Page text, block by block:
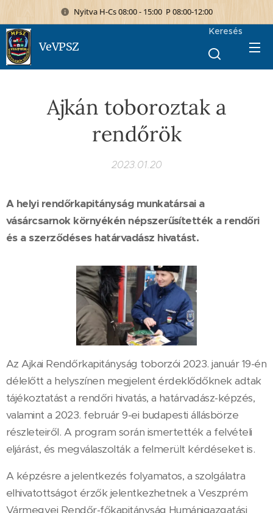
Nyitva H-Cs 08:00 - 15:00 P 08:00-12:00
VeVPSZ
Keresés
Ajkán toboroztak a
rendőrök
2023.01.20
A helyi rendőrkapitányság munkatársai a
vásárcsarnok környékén népszerűsítették a rendőri
és a szerződéses határvadász hivatást.
Az Ajkai Rendőrkapitányság toborzói 2023. január 19-én
délelőtt a helyszínen megjelent érdeklődőknek adtak
tájékoztatást a rendőri hivatás, a határvadász-képzés,
valamint a 2023. február 9-ei budapesti állásbörze
részleteiről. A program során ismertették a felvételi
eljárást, és megválaszolták a felmerült kérdéseket is.
A képzésre a jelentkezés folyamatos, a szolgálatra
elhivatottságot érzők jelentkezhetnek a Veszprém
Vármegyei Rendőr-főkapitányság Humánigazgatási